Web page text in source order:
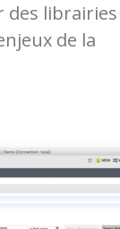
des librairies
de la